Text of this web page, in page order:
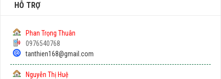
HỖ TRỢ
Phan Trọng Thuân
0976540768
tanthien168@gmail.com
Nguyễn Thị Huệ